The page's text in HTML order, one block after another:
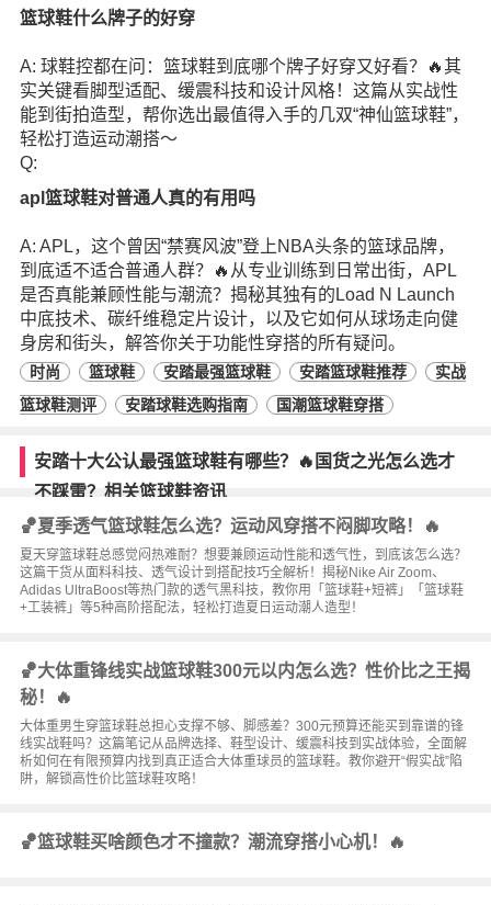
篮球鞋什么牌子的好穿
A: 球鞋控都在问：篮球鞋到底哪个牌子好穿又好看？🔥其
实关键看脚型适配、缓震科技和设计风格！这篇从实战性
能到街拍造型，帮你选出最值得入手的几双“神仙篮球鞋”，
轻松打造运动潮搭～
Q:
apl篮球鞋对普通人真的有用吗
A: APL，这个曾因“禁赛风波”登上NBA头条的篮球品牌，
到底适不适合普通人群？🔥从专业训练到日常出街，APL
是否真能兼顾性能与潮流？揭秘其独有的Load N Launch
中底技术、碳纤维稳定片设计，以及它如何从球场走向健
身房和街头，解答你关于功能性穿搭的所有疑问。
时尚 篮球鞋 安踏最强篮球鞋 安踏篮球鞋推荐
实战
篮球鞋测评
安踏球鞋选购指南 国潮篮球鞋穿搭
安踏十大公认最强篮球鞋有哪些？🔥国货之光怎么选才
不踩雷？相关篮球鞋资讯
🏀夏季透气篮球鞋怎么选？运动风穿搭不闷脚攻略！🔥
夏天穿篮球鞋总感觉闷热难耐？想要兼顾运动性能和透气性，到底该怎么选？
这篇干货从面料科技、透气设计到搭配技巧全解析！揭秘Nike Air Zoom、
Adidas UltraBoost等热门款的透气黑科技，教你用「篮球鞋+短裤」「篮球鞋
+工装裤」等5种高阶搭配法，轻松打造夏日运动潮人造型！
🏀大体重锋线实战篮球鞋300元以内怎么选？性价比之王揭
秘！🔥
大体重男生穿篮球鞋总担心支撑不够、脚感差？300元预算还能买到靠谱的锋
线实战鞋吗？这篇笔记从品牌选择、鞋型设计、缓震科技到实战体验，全面解
析如何在有限预算内找到真正适合大体重球员的篮球鞋。教你避开“假实战”陷
阱，解锁高性价比篮球鞋攻略！
🏀篮球鞋买啥颜色才不撞款？潮流穿搭小心机！🔥